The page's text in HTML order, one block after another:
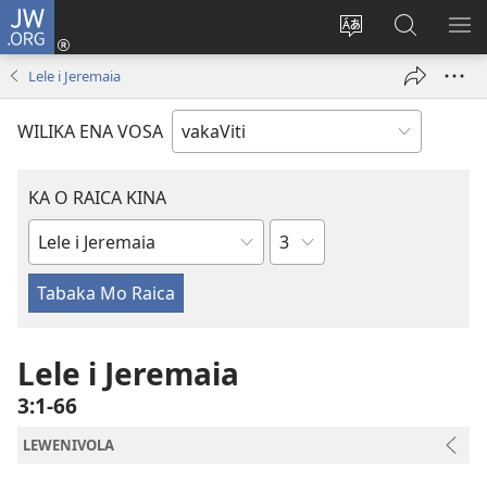
JW.ORG
Veisautaka
Dolava
(opens
Vaqara
ena
JW.ORG
Lele i Jeremaia
WILIKA ENA VOSA
KA O RAICA KINA
iVola
ena
iVolatabu
Wase
Lele i Jeremaia
3:1-66
LEWENIVOLA